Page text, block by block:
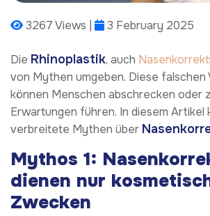
3267 Views | 3 February 2025
Die Rhinoplastik, auch
von Mythen umgeben. Diese falschen
können Menschen abschrecken oder
Erwartungen führen. In diesem Artikel
verbreitete Mythen über
Mythos 1:
dienen nur
Zwecken